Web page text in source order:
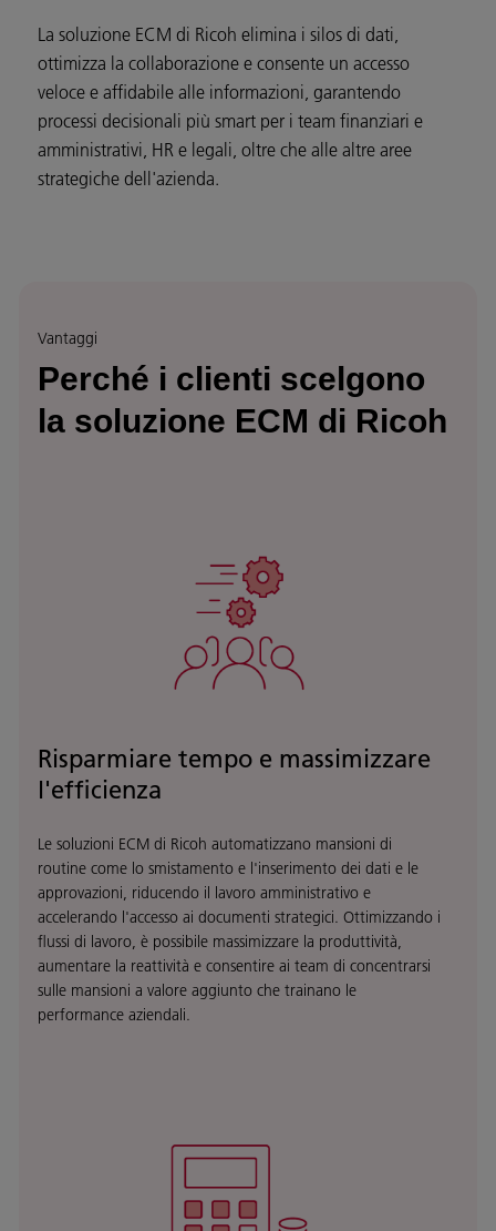
La soluzione ECM di Ricoh elimina i silos di dati,
ottimizza la collaborazione e consente un accesso
veloce e affidabile alle informazioni, garantendo
processi decisionali più smart per i team finanziari e
amministrativi, HR e legali, oltre che alle altre aree
strategiche dell'azienda.
Vantaggi
Perché i clienti scelgono
la soluzione ECM di Ricoh
Risparmiare tempo e massimizzare
l'efficienza
Le soluzioni ECM di Ricoh automatizzano mansioni di
routine come lo smistamento e l'inserimento dei dati e le
approvazioni, riducendo il lavoro amministrativo e
accelerando l'accesso ai documenti strategici. Ottimizzando i
flussi di lavoro, è possibile massimizzare la produttività,
aumentare la reattività e consentire ai team di concentrarsi
sulle mansioni a valore aggiunto che trainano le
performance aziendali.